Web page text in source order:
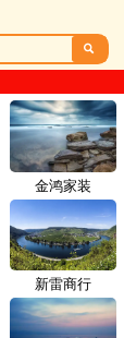

金鸿家装
新雷商行